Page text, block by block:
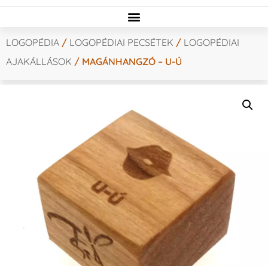
LOGOPÉDIA / LOGOPÉDIAI PECSÉTEK / LOGOPÉDIAI
AJAKÁLLÁSOK / MAGÁNHANGZÓ – U-Ú